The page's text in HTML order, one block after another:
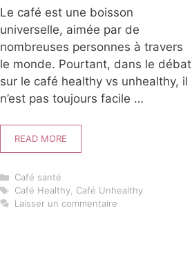
Le café est une boisson
universelle, aimée par de
nombreuses personnes à travers
le monde. Pourtant, dans le débat
sur le café healthy vs unhealthy, il
n’est pas toujours facile …
READ MORE
Catégories
Café santé
Étiquettes
Café Healthy, Café Unhealthy
Laisser un commentaire